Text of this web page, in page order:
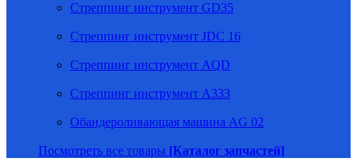
Стреппинг инструмент GD35
Стреппинг инструмент JDC 16
Стреппинг инструмент AQD
Стреппинг инструмент A333
Обандероливающая машина AG 02
Посмотреть все товары [Каталог запчастей]